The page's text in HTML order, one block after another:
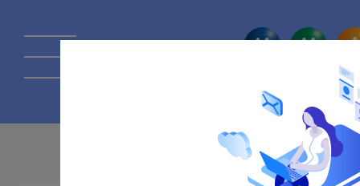
La route